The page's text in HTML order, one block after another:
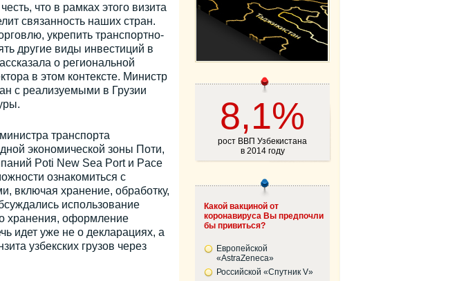
что в рамках этого визита
связанность наших стран.
укрепить транспортно-
другие виды инвестиций в
о региональной
в этом контексте. Министр
с реализуемыми в Грузии
транспорта
экономической зоны Поти,
Poti New Sea Port и Pace
ознакомиться с
включая хранение, обработку,
использование
хранения, оформление
идет уже не о декларациях, а
узбекских грузов через
8,1%
рост ВВП Узбекистана
в 2014 году
Какой вакциной от
коронавируса Вы предпочли
бы привиться?
Европейской
«AstraZeneca»
Российской «Спутник V»